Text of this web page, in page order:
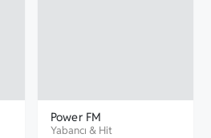
Power FM
Yabancı & Hit